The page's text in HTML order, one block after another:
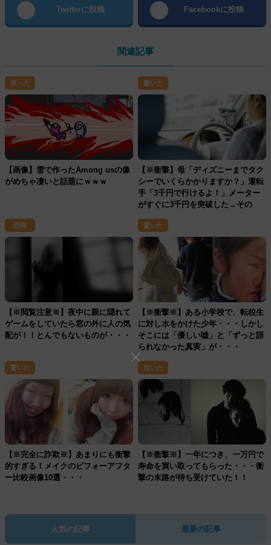
Twitterに投稿 Facebookに投稿
関連記事
笑った
【画像】雪で作ったAmong usの像
がめちゃ凄いと話題にｗｗｗ
驚いた
【※衝撃】母「ディズニーまでタク
シーでいくらかかりますか？」運転
手「3千円で行けるよ！」メーター
がすぐに3千円を突破した→その
恐怖
【※閲覧注意※】夜中に親に隠れて
ゲームをしていたら窓の外に人の気
配が！！とんでもないものが・・・
驚いた
【※衝撃※】ある小学校で、転校生
に対し水をかけた少年・・・しかし
そこには「優しい嘘」と「ずっと語
られなかった真実」が・・・
驚いた
【※完全に詐欺※】あまりにも衝撃
的すぎる！メイクのビフォーアフタ
ー比較画像10選・・・
泣いた
【※衝撃※】一年につき、一万円で
寿命を買い取ってもらった・・・衝
撃の末路が待ち受けていた！！
人気の記事 最新の記事